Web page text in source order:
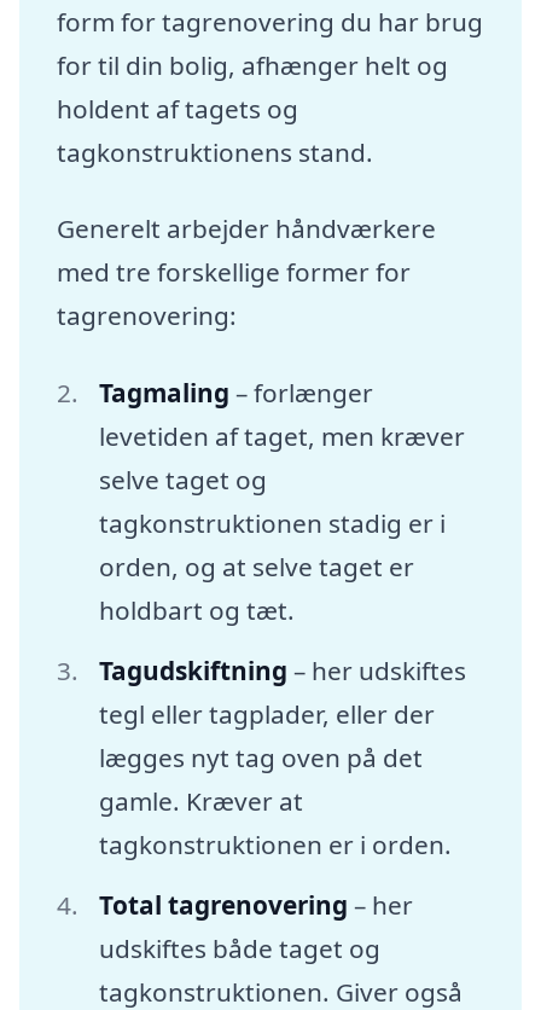
form for tagrenovering du har brug
for til din bolig, afhænger helt og
holdent af tagets og
tagkonstruktionens stand.
Generelt arbejder håndværkere
med tre forskellige former for
tagrenovering:
Tagmaling – forlænger
levetiden af taget, men kræver
selve taget og
tagkonstruktionen stadig er i
orden, og at selve taget er
holdbart og tæt.
Tagudskiftning – her udskiftes
tegl eller tagplader, eller der
lægges nyt tag oven på det
gamle. Kræver at
tagkonstruktionen er i orden.
Total tagrenovering – her
udskiftes både taget og
tagkonstruktionen. Giver også